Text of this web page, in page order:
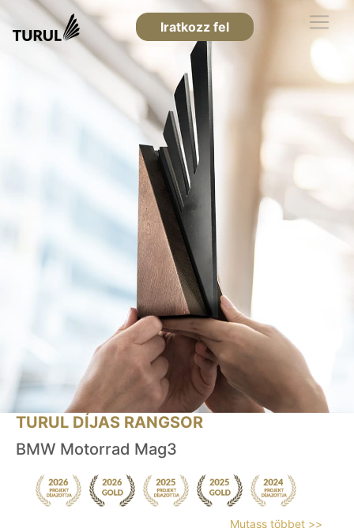
Iratkozz fel
TURUL DÍJAS RANGSOR
BMW Motorrad Mag3
Mutass többet >>